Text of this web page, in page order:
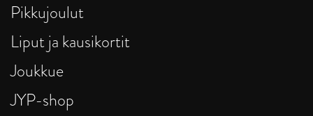
Pikkujoulut
Liput ja kausikortit
Joukkue
JYP-shop